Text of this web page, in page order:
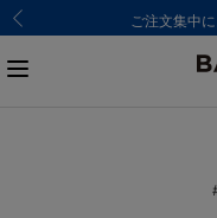
ご注文集中